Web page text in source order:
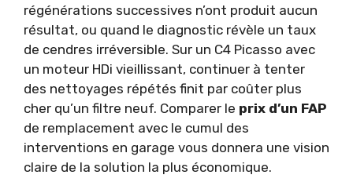
régénérations successives n’ont produit aucun
résultat, ou quand le diagnostic révèle un taux
de cendres irréversible. Sur un C4 Picasso avec
un moteur HDi vieillissant, continuer à tenter
des nettoyages répétés finit par coûter plus
cher qu’un filtre neuf. Comparer le prix d’un FAP
de remplacement avec le cumul des
interventions en garage vous donnera une vision
claire de la solution la plus économique.